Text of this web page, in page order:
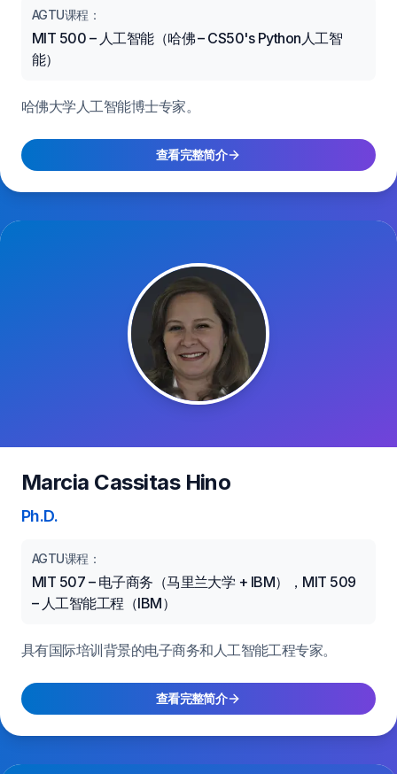
AGTU课程：
MIT 500 – 人工智能（哈佛 – CS50's Python人工智
能）
哈佛大学人工智能博士专家。
查看完整简介
Marcia Cassitas Hino
Ph.D.
AGTU课程：
MIT 507 – 电子商务（马里兰大学 + IBM），MIT 509
– 人工智能工程（IBM）
具有国际培训背景的电子商务和人工智能工程专家。
查看完整简介